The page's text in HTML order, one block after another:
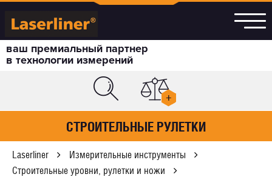
ваш премиальный партнер
в технологии измерений
+
СТРОИТЕЛЬНЫЕ РУЛЕТКИ
Laserliner
Измерительные инструменты
Строительные уровни, рулетки и ножи